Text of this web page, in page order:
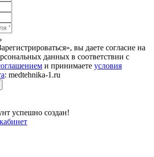
вы даете согласие на
данных в соответствии с
и принимаете условия
: medtehnika-1.ru
успешно создан!